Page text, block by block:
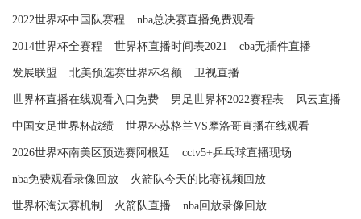
2022世界杯中国队赛程 nba总决赛直播免费观看
2014世界杯全赛程 世界杯直播时间表2021 cba无插件直播
发展联盟 北美预选赛世界杯名额 卫视直播
世界杯直播在线观看入口免费 男足世界杯2022赛程表 风云直播
中国女足世界杯战绩 世界杯苏格兰VS摩洛哥直播在线观看
2026世界杯南美区预选赛阿根廷 cctv5+乒乓球直播现场
nba免费观看录像回放 火箭队今天的比赛视频回放
世界杯淘汰赛机制 火箭队直播 nba回放录像回放